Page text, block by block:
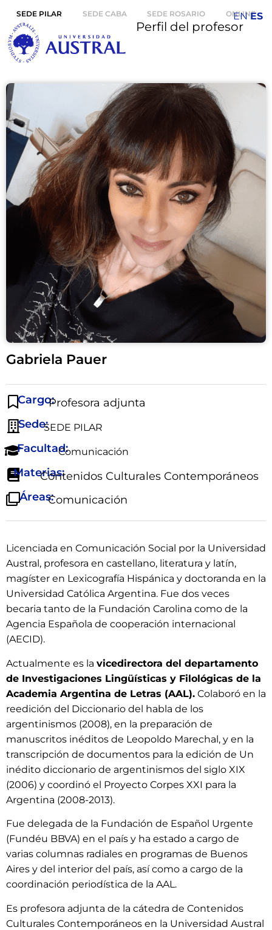
SEDE PILAR SEDE CABA SEDE ROSARIO ONLINE
Perfil del profesor
Gabriela Pauer
Cargo:Profesora adjunta
Sede:SEDE PILAR
Facultad:Comunicación
Materias:Contenidos Culturales Contemporáneos
Áreas:Comunicación
Licenciada en Comunicación Social por la Universidad
Austral, profesora en castellano, literatura y latín,
magíster en Lexicografía Hispánica y doctoranda en la
Universidad Católica Argentina. Fue dos veces
becaria tanto de la Fundación Carolina como de la
Agencia Española de cooperación internacional
(AECID).
Actualmente es la vicedirectora del departamento
de Investigaciones Lingüísticas y Filológicas de la
Academia Argentina de Letras (AAL). Colaboró en la
reedición del Diccionario del habla de los
argentinismos (2008), en la preparación de
manuscritos inéditos de Leopoldo Marechal, y en la
transcripción de documentos para la edición de Un
inédito diccionario de argentinismos del siglo XIX
(2006) y coordinó el Proyecto Corpes XXI para la
Argentina (2008-2013).
Fue delegada de la Fundación de Español Urgente
(Fundéu BBVA) en el país y ha estado a cargo de
varias columnas radiales en programas de Buenos
Aires y del interior del país, así como a cargo de la
coordinación periodística de la AAL.
Es profesora adjunta de la cátedra de Contenidos
Culturales Contemporáneos en la Universidad Austral
EN ES